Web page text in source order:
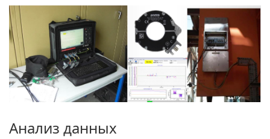
Анализ данных